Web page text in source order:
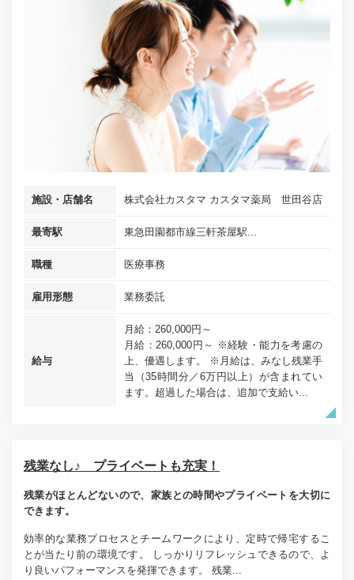
施設・店舗名 株式会社カスタマ カスタマ薬局 世田谷店
最寄駅 東急田園都市線三軒茶屋駅...
職種 医療事務
雇用形態 業務委託
給与
月給：260,000円～
月給：260,000円～ ※経験・能力を考慮の
上、優遇します。 ※月給は、みなし残業手
当（35時間分／6万円以上）が含まれてい
ます。超過した場合は、追加で支給い...
残業なし♪ プライベートも充実！
残業がほとんどないので、家族との時間やプライベートを大切に
できます。
効率的な業務プロセスとチームワークにより、定時で帰宅するこ
とが当たり前の環境です。 しっかりリフレッシュできるので、よ
り良いパフォーマンスを発揮できます。 残業...